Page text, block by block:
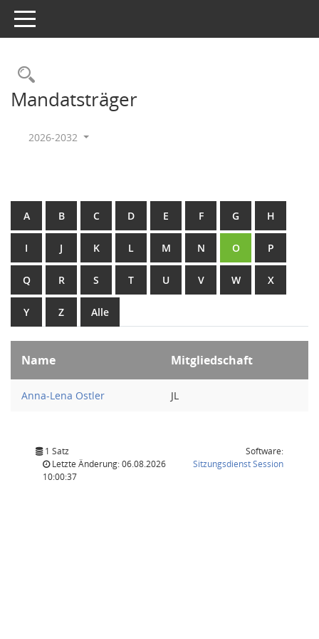
Toggle navigation
Rechercheauswahl
Mandatsträger
2026-2032
A B C D E F G H
I J K L M N O P
Q R S T U V W X
Y Z Alle
Name Mitgliedschaft
Anna-Lena Ostler JL
1 Satz
Letzte Änderung: 06.08.2026
10:00:37
Software:
SitzungsdienstSession(Wird in